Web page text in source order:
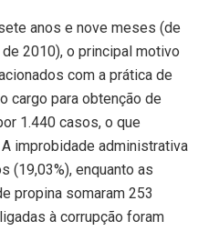
anos e nove meses (de
2010), o principal motivo
com a prática de
cargo para obtenção de
1.440 casos, o que
improbidade administrativa
(19,03%), enquanto as
propina somaram 253
à corrupção foram